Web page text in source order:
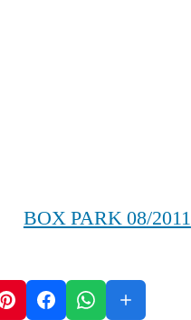
BOX PARK 08/2011